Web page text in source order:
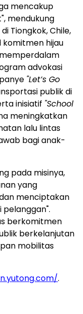
mencakup
mendukung
Tiongkok, Chile,
komitmen hijau
advokasi
"Let’s Go
publik di
inisiatif "School
meningkatkan
lalu lintas
bagi anak-
pada misinya,
yang
menciptakan
berkomitmen
berkelanjutan
mobilitas
.